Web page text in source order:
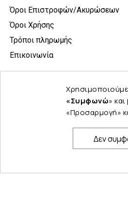
Όροι Επιστροφών/Ακυρώσεων
Όροι Χρήσης
Τρόποι πληρωμής
Επικοινωνία
«Συμφωνώ»
«Προσαρμογή»
Δεν